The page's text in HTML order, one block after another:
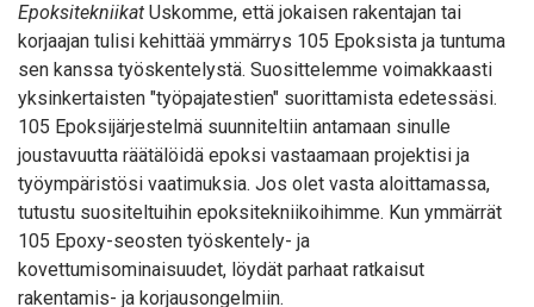
Epoksitekniikat Uskomme, että jokaisen rakentajan tai
korjaajan tulisi kehittää ymmärrys 105 Epoksista ja tuntuma
sen kanssa työskentelystä. Suosittelemme voimakkaasti
yksinkertaisten "työpajatestien" suorittamista edetessäsi.
105 Epoksijärjestelmä suunniteltiin antamaan sinulle
joustavuutta räätälöidä epoksi vastaamaan projektisi ja
työympäristösi vaatimuksia. Jos olet vasta aloittamassa,
tutustu suositeltuihin epoksitekniikoihimme. Kun ymmärrät
105 Epoxy-seosten työskentely- ja
kovettumisominaisuudet, löydät parhaat ratkaisut
rakentamis- ja korjausongelmiin.